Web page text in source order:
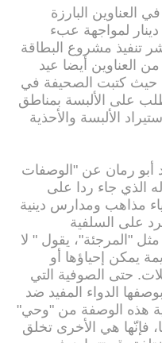
العناوين البارزة
المفرق بـ600 ألف دينار لمواجهة عبء
تنفيذ مشروع البطاقة
من العناوين أيضا عيد
حيث كتبت الصحيفة في
على الألبسة بمناطق
استيراد الألبسة والأحذية
أبو رمان عن "الوصفات
الذي جاء ردا على
مذاهب ومدارس دينية
على السلفية
"المرجئة"، يقول " لا
يمكن إحياؤها أو
حتى الصوفية التي
الدواء المفيد ضد
هذه الوصفة من "وحي"
فإنّها هي الأخرى تخلق